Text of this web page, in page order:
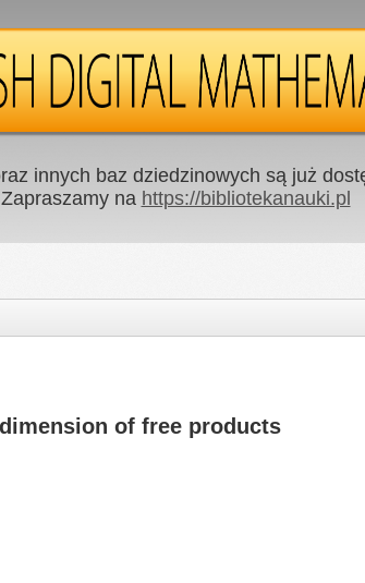
innych baz dziedzinowych są już
Zapraszamy na https://bibliotekanauki.pl
of free products